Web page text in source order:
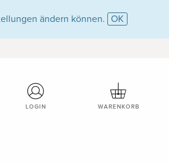
ändern können. OK
LOGIN WARENKORB